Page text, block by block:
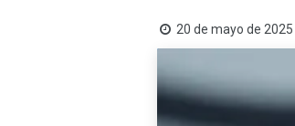
20 de mayo de 2025